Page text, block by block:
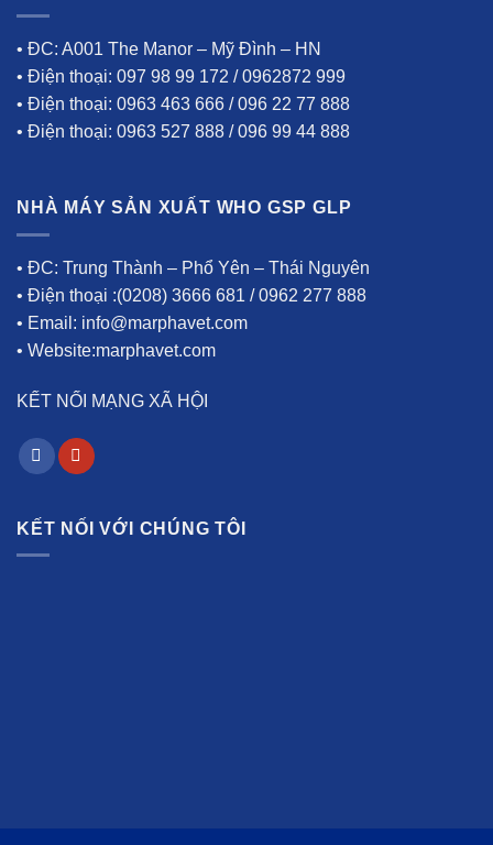
• ĐC: A001 The Manor – Mỹ Đình – HN
• Điện thoại: 097 98 99 172 / 0962872 999
• Điện thoại: 0963 463 666 / 096 22 77 888
• Điện thoại: 0963 527 888 / 096 99 44 888
NHÀ MÁY SẢN XUẤT WHO GSP GLP
• ĐC: Trung Thành – Phổ Yên – Thái Nguyên
• Điện thoại :(0208) 3666 681 / 0962 277 888
• Email: info@marphavet.com
• Website:marphavet.com
KẾT NỐI MẠNG XÃ HỘI
KẾT NỐI VỚI CHÚNG TÔI